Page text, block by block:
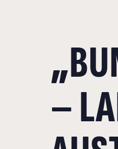
–